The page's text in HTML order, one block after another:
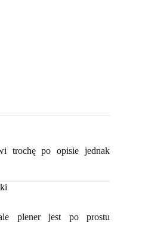
trochę po opisie jednak
plener jest po prostu